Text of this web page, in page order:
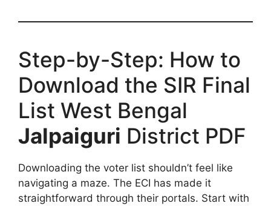
Step-by-Step: How to
Download the SIR Final
List West Bengal
Jalpaiguri District PDF
Downloading the voter list shouldn’t feel like
navigating a maze. The ECI has made it
straightforward through their portals. Start with